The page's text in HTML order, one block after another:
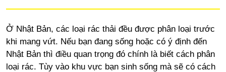
Ở Nhật Bản, các loại rác thải đều được phân loại trước
khi mang vứt. Nếu bạn đang sống hoặc có ý định đến
Nhật Bản thì điều quan trọng đó chính là biết cách phân
loại rác. Tùy vào khu vực bạn sinh sống mà sẽ có cách